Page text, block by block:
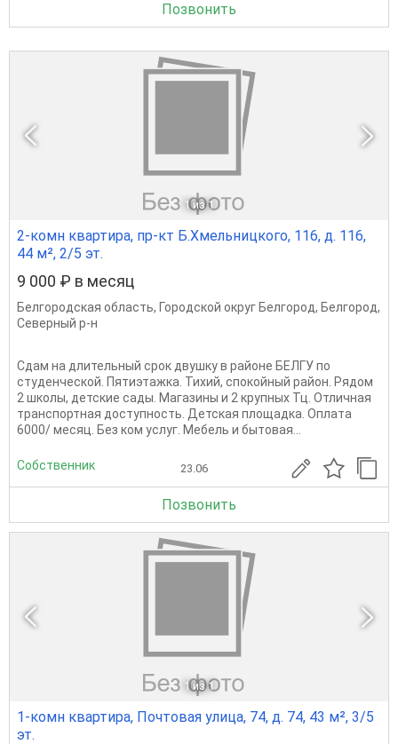
Позвонить
1 из 1
2-комн квартира, пр-кт Б.Хмельницкого, 116, д. 116,
44 м², 2/5 эт.
9 000 ₽ в месяц
Белгородская область, Городской округ Белгород, Белгород,
Северный р-н
Сдам на длительный срок двушку в районе БЕЛГУ по
студенческой. Пятиэтажка. Тихий, спокойный район. Рядом
2 школы, детские сады. Магазины и 2 крупных Тц. Отличная
транспортная доступность. Детская площадка. Оплата
6000/ месяц. Без ком услуг. Мебель и бытовая...
Собственник 23.06
Позвонить
1 из 1
1-комн квартира, Почтовая улица, 74, д. 74, 43 м², 3/5
эт.